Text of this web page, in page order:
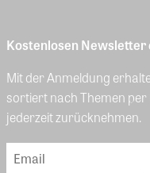
Kostenlosen Newsletter
Mit der Anmeldung
sortiert nach Themen per
jederzeit zurücknehmen.